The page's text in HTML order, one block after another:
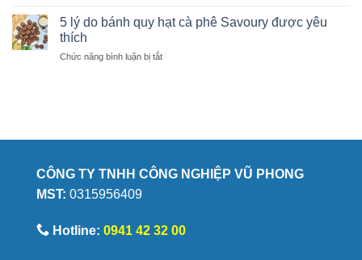
giữ
vị
hạt
cà
chất
vị
cà
5 lý do bánh quy hạt cà phê Savoury được yêu
thích
Chức năng bình luận bị tắtở
hạt
Savoury
CÔNG TY TNHH CÔNG NGHIỆP VŨ PHONG
MST: 0315956409
Hotline: 0941 42 32 00